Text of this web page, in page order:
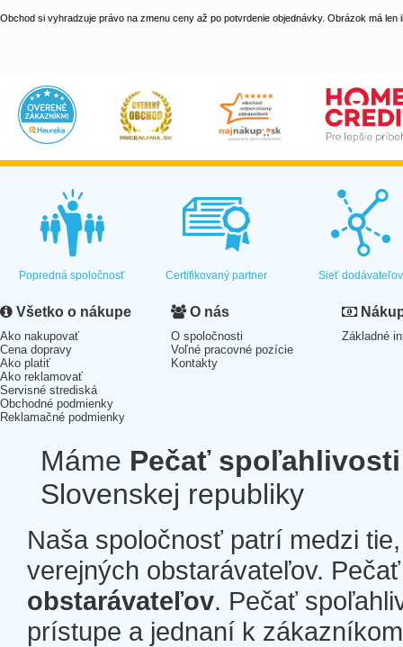
Obchod si vyhradzuje právo na zmenu ceny až po potvrdenie objednávky. Obrázok má len
Popredná spoločnosť Certifikovaný partner Sieť dodávateľov
Všetko o nákupe
Ako nakupovať
Cena dopravy
Ako platiť
Ako reklamovať
Servisné strediská
Obchodné podmienky
Reklamačné podmienky
O nás
O spoločnosti
Voľné pracovné pozície
Kontakty
Základné
Máme Pečať spoľahlivosti
Slovenskej republiky
Naša spoločnosť patrí medzi
verejných obstarávateľov.
obstarávateľov. Pečať
prístupe a jednaní k